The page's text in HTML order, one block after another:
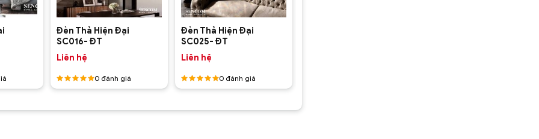
+
Đèn Thả Hiện Đại
SC016- ĐT
Liên hệ
Được
55 sao
0đánh giá
+
Đèn Thả Hiện Đại
SC025- ĐT
Liên hệ
Được
55 sao
0đánh giá